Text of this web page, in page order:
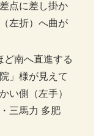
点に差し掛か
左折）へ曲が
ど南へ直進する
」様が見えて
い側（左手）
三馬力 多肥